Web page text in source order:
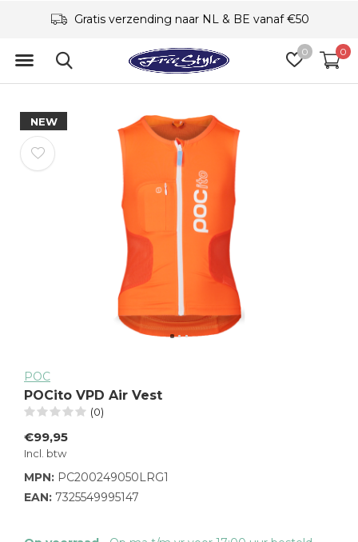
0 0
Gratis verzending naar NL & BE vanaf €50
NEW
POC
POCito VPD Air Vest
(0)
€99,95
Incl. btw
MPN: PC200249050LRG1
EAN: 7325549995147